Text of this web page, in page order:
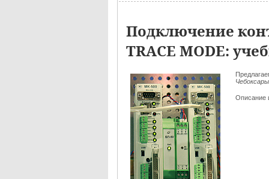
Подключение
TRACE MODE:
Чебоксары
Описание